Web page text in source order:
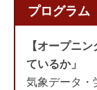
プログラム
【オープニ
ているか」
気象データ・